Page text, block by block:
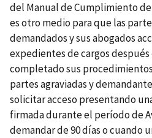
del Manual de Cumplimiento de
es otro medio para que las
demandados y sus abogados
expedientes de cargos después
completado sus
partes agraviadas y
solicitar acceso presentando
firmada durante el período de
demandar de 90 días o cuando